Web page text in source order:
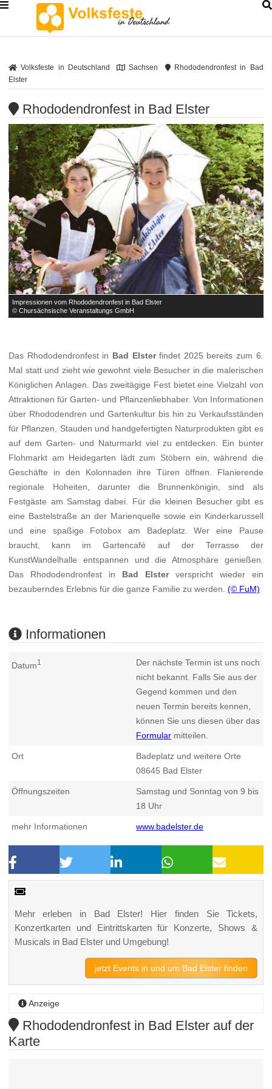
Volksfeste in Deutschland Sachsen
Rhododendronfest in Bad
Elster
Rhododendronfest in Bad Elster
Impressionen vom Rhododendronfest in Bad Elster
© Chursächsische Veranstaltungs GmbH
< >
Das Rhododendronfest in Bad Elsterfindet 2025 bereits zum 6.
Mal statt und zieht wie gewohnt viele Besucher in die malerischen
Königlichen Anlagen. Das zweitägige Fest bietet eine Vielzahl von
Attraktionen für Garten- und Pflanzenliebhaber. Von Informationen
über Rhododendren und Gartenkultur bis hin zu Verkaufsständen
für Pflanzen, Stauden und handgefertigten Naturprodukten gibt es
auf dem Garten- und Naturmarkt viel zu entdecken. Ein bunter
Flohmarkt am Heidegarten lädt zum Stöbern ein, während die
Geschäfte in den Kolonnaden ihre Türen öffnen. Flanierende
regionale Hoheiten, darunter die Brunnenkönigin, sind als
Festgäste am Samstag dabei. Für die kleinen Besucher gibt es
eine Bastelstraße an der Marienquelle sowie ein Kinderkarussell
und eine spaßige Fotobox am Badeplatz. Wer eine Pause
braucht, kann im Gartencafé auf der Terrasse der
KunstWandelhalle entspannen und die Atmosphäre genießen.
Das Rhododendronfest in Bad Elsterverspricht wieder ein
bezauberndes Erlebnis für die ganze Familie zu werden.(© FuM)
Informationen
Datum1
Der nächste Termin ist uns noch
nicht bekannt. Falls Sie aus der
Gegend kommen und den
neuen Termin bereits kennen,
können Sie uns diesen über das
Formular mitteilen.
Ort
Badeplatz und weitere Orte
08645 Bad Elster
Öffnungszeiten
Samstag und Sonntag von 9 bis
18 Uhr
mehr Informationen www.badelster.de
Mehr erleben in Bad Elster! Hier finden Sie Tickets,
Konzertkarten und Eintrittskarten für Konzerte, Shows &
Musicals in Bad Elster und Umgebung!
jetzt Events in und um Bad Elster finden
Anzeige
Rhododendronfest in Bad Elster auf der
Karte